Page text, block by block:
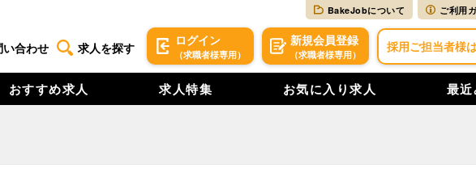
BakeJobについて ご利用
い合わせ 求人を探す ログイン
（求職者様専用）
新規会員登録
（求職者様専用）
採用ご担当者様
おすすめ求人 求人特集 お気に入り求人 最